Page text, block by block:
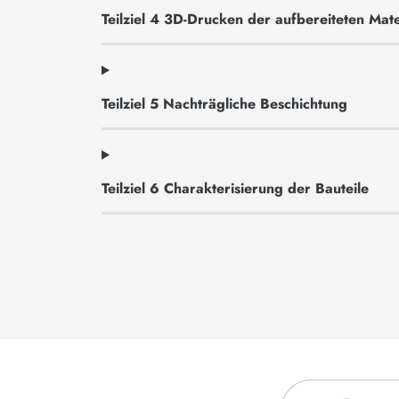
Teilziel 4 3D-Drucken der aufbereiteten
Teilziel 5 Nachträgliche Beschichtung
Teilziel 6 Charakterisierung der Bauteile